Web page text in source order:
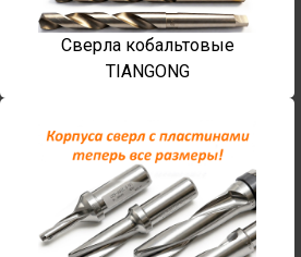
Сверла кобальтовые
TIANGONG